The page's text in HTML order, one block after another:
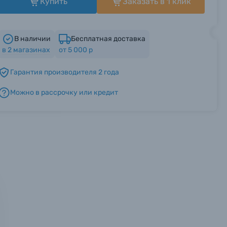
с
В наличии
в 2магазинах
Бесплатная доставка
от 5 000 р
Гарантия производителя 2 года
Можно в рассрочку или кредит